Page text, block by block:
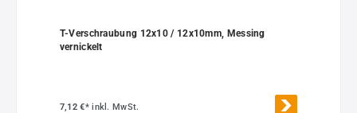
T-Verschraubung 12x10 / 12x10mm, Messing
vernickelt
7,12 €*inkl. MwSt.